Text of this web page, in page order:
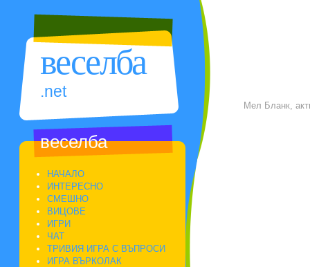
веселба
.net
Мел Бланк,
веселба
НАЧАЛО
ИНТЕРЕСНО
СМЕШНО
ВИЦОВЕ
ИГРИ
ЧАТ
ТРИВИЯ ИГРА С ВЪПРОСИ
ИГРА ВЪРКОЛАК